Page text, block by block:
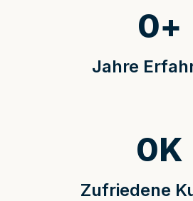
Jahre
0+
Zufriedene
0K